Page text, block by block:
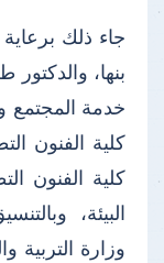
جاء ذلك
بنها،
خدمة المجتمع
كلية الفنون
كلية الفنون
البيئة،
وزارة التربية